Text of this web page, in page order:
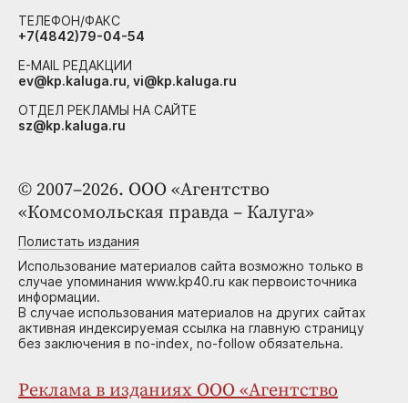
© 2007–2026. ООО «Агентство
«Комсомольская правда – Калуга»
Полистать издания
Использование материалов сайта возможно только в
случае упоминания www.kp40.ru как первоисточника
информации.
В случае использования материалов на других сайтах
активная индексируемая ссылка на главную страницу
без заключения в no-index, no-follow обязательна.
Реклама в изданиях ООО «Агентство
ТЕЛЕФОН/ФАКС
+7(4842)79-04-54
E-MAIL РЕДАКЦИИ
ev@kp.kaluga.ru, vi@kp.kaluga.ru
ОТДЕЛ РЕКЛАМЫ НА САЙТЕ
sz@kp.kaluga.ru